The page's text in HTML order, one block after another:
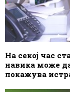
На секој час
навика може
покажува